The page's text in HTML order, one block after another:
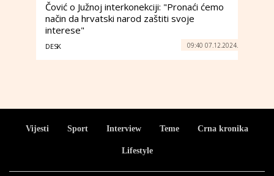
Čović o Južnoj interkonekciji: "Pronaći ćemo
način da hrvatski narod zaštiti svoje
interese"
DESK 09:40 07.12.2024.
Vijesti Sport Interview Teme Crna kronika
Lifestyle